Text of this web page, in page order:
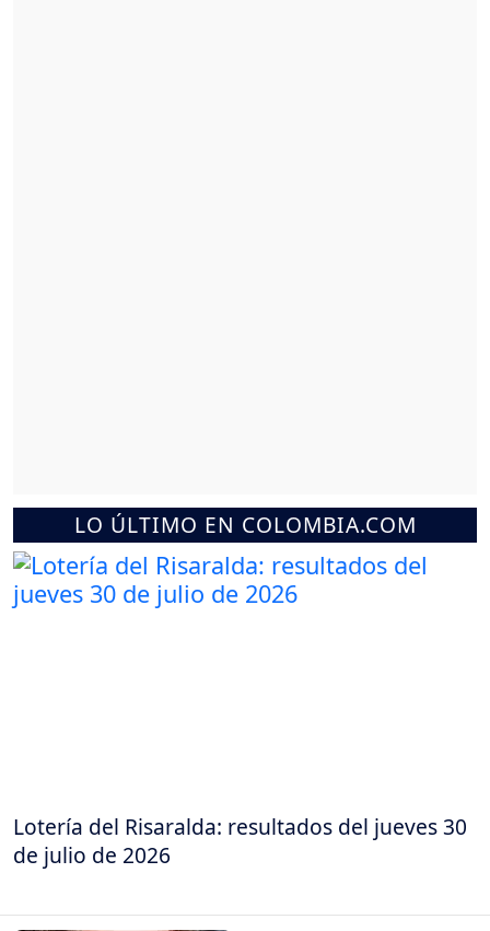
LO ÚLTIMO EN COLOMBIA.COM
Lotería del Risaralda: resultados del jueves 30
de julio de 2026